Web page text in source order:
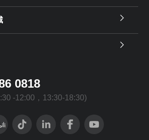
0818
-12:00，13:30-18:30)